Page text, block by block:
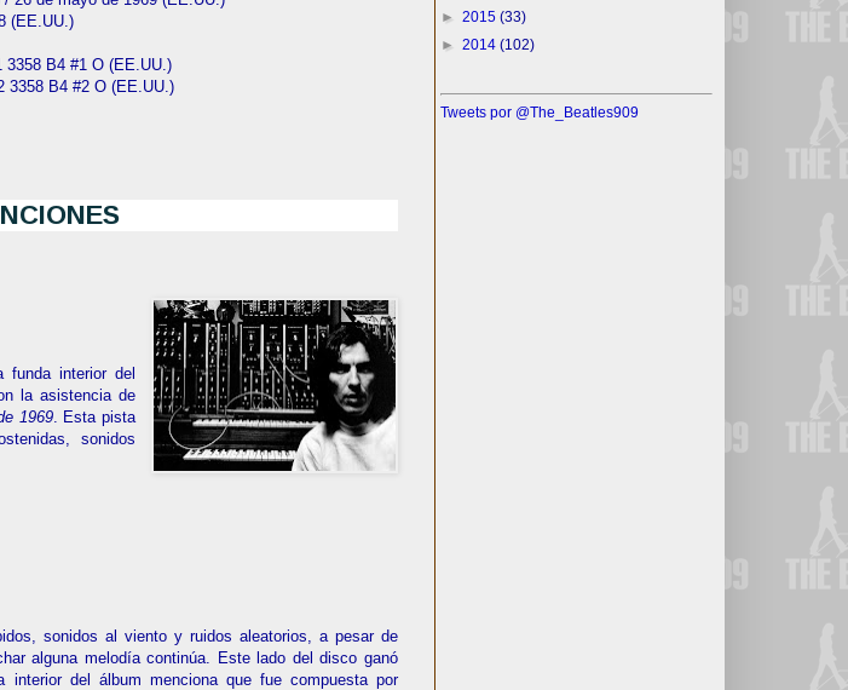
(EE.UU.)
3358 B4 #1 O (EE.UU.)
3358 B4 #2 O (EE.UU.)
interior del
la asistencia de
1969. Esta pista
sonidos
sonidos al viento y ruidos aleatorios, a pesar de
alguna melodía continúa. Este lado del disco ganó
del álbum menciona que fue compuesta por
► 2015 (33)
► 2014 (102)
Tweets por @The_Beatles909